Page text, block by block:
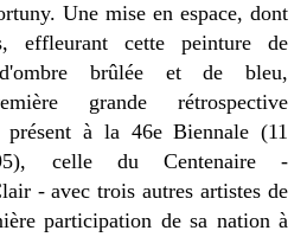
Une mise en espace, dont
effleurant cette peinture de
brûlée et de bleu,
grande rétrospective
à la 46e Biennale (11
celle du Centenaire -
- avec trois autres artistes de
participation de sa nation à